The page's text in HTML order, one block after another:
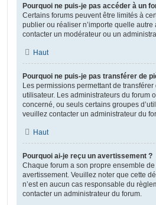
Pourquoi ne puis-je pas accéder à un
Certains forums peuvent être limités à
publier ou réaliser n’importe quelle
contacter un modérateur ou un
Haut
Pourquoi ne puis-je pas transférer de
Les permissions permettant de
utilisateur. Les administrateurs du forum
concerné, ou seuls certains groupes
veuillez contacter un administrateur du
Haut
Pourquoi ai-je reçu un avertissement ?
Chaque forum a son propre ensemble
avertissement. Veuillez noter que cette
n’est en aucun cas responsable du
contacter un administrateur du forum.